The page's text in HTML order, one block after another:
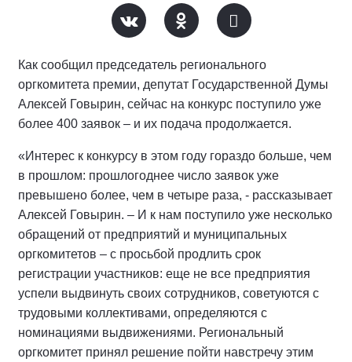
Как сообщил председатель регионального
оргкомитета премии, депутат Государственной Думы
Алексей Говырин, сейчас на конкурс поступило уже
более 400 заявок – и их подача продолжается.
«Интерес к конкурсу в этом году гораздо больше, чем
в прошлом: прошлогоднее число заявок уже
превышено более, чем в четыре раза, - рассказывает
Алексей Говырин. – И к нам поступило уже несколько
обращений от предприятий и муниципальных
оргкомитетов – с просьбой продлить срок
регистрации участников: еще не все предприятия
успели выдвинуть своих сотрудников, советуются с
трудовыми коллективами, определяются с
номинациями выдвижениями. Региональный
оргкомитет принял решение пойти навстречу этим